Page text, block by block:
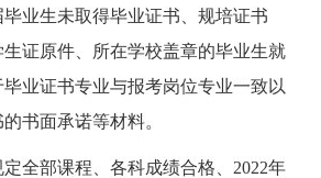
毕业生未取得毕业证书、规培证书
证原件、所在学校盖章的毕业生就
业证书专业与报考岗位专业一致以
书面承诺等材料。
全部课程、各科成绩合格、2022年